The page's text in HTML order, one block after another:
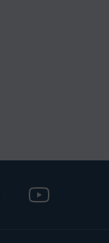
LinkedIn LinkedIn